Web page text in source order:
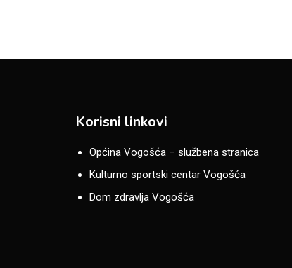
Korisni linkovi
Općina Vogošća – službena stranica
Kulturno sportski centar Vogošća
Dom zdravlja Vogošća